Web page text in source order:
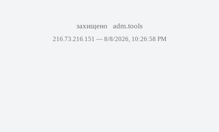
захищено adm.tools
216.73.216.151 — 8/8/2026, 10:26:58 PM